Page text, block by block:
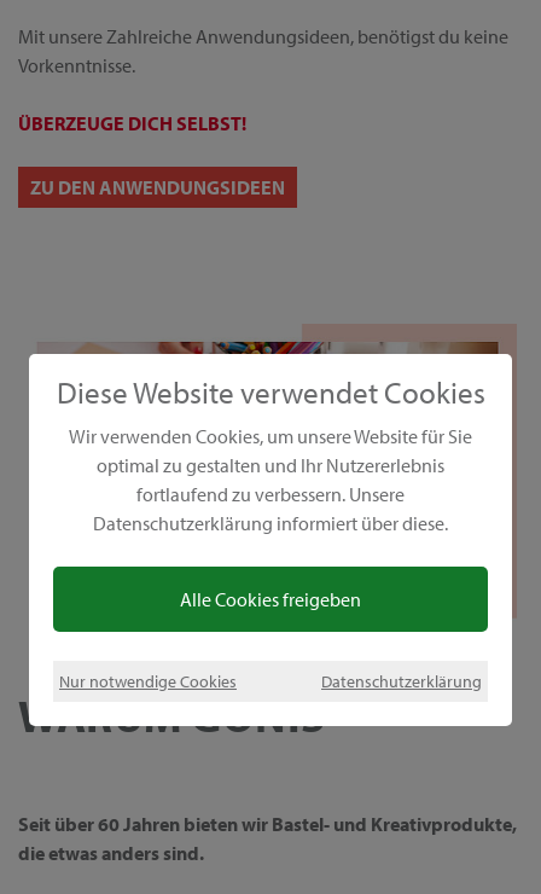
Diese Website verwendet Cookies
Wir verwenden Cookies, um unsere Website für Sie
optimal zu gestalten und Ihr Nutzererlebnis
fortlaufend zu verbessern. Unsere
Datenschutzerklärung informiert über diese.
Alle Cookies freigeben
Nur notwendige Cookies Datenschutzerklärung
Mit unsere Zahlreiche Anwendungsideen, benötigst du keine
Vorkenntnisse.
ÜBERZEUGE DICH SELBST!
ZU DEN ANWENDUNGSIDEEN
WARUM GONIS
Seit über 60 Jahren bieten wir Bastel- und Kreativprodukte,
die etwas anders sind.